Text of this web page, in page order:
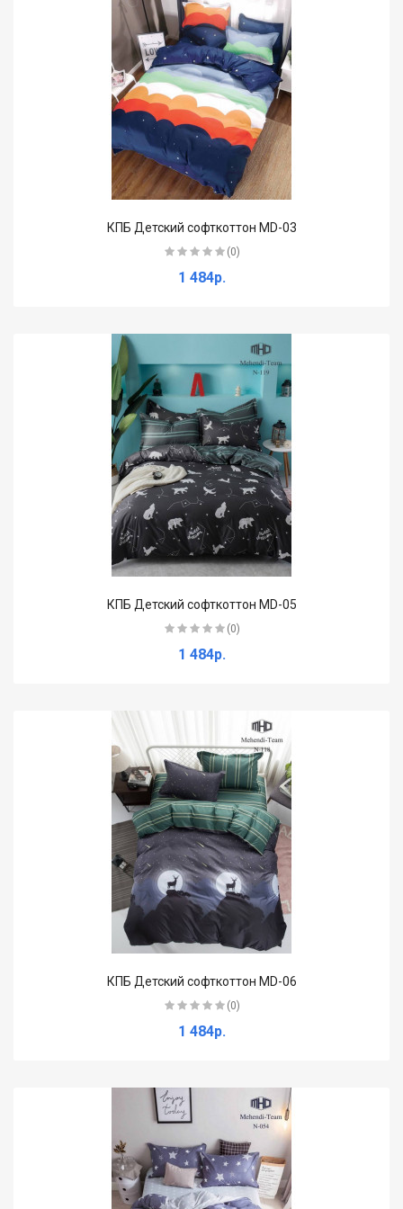
КПБ Детский софткоттон MD-03
(0)
1 484р.
КПБ Детский софткоттон MD-05
(0)
1 484р.
КПБ Детский софткоттон MD-06
(0)
1 484р.